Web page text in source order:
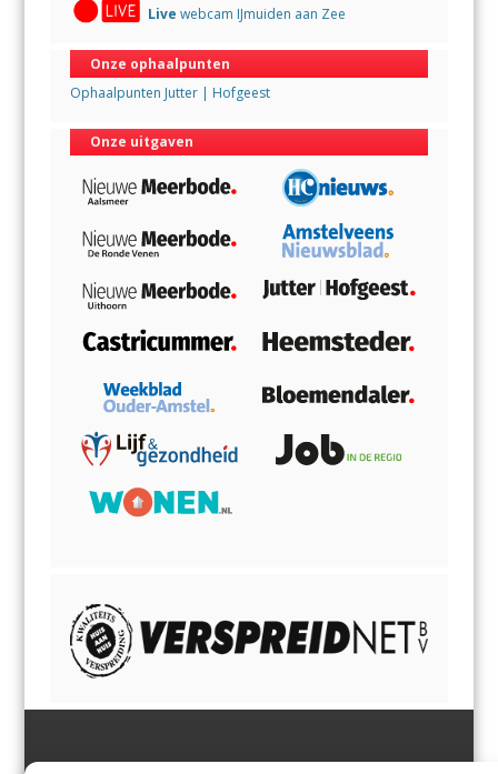
Live webcam IJmuiden aan Zee
Onze ophaalpunten
Ophaalpunten Jutter | Hofgeest
Onze uitgaven